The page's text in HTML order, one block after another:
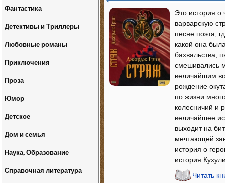
Это история о
варварскую
песне поэта,
какой она
бахвальства,
смешивались
величайшим
рождение
по жизни
колесничий и
величайшее
выходит на
мечтающей
история о
история
Читать
Фантастика
Детективы и Триллеры
Любовные романы
Приключения
Проза
Юмор
Детское
Дом и семья
Наука, Образование
Справочная литература